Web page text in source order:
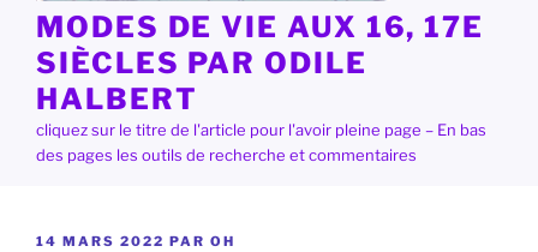
MODES DE VIE AUX 16, 17E
SIÈCLES PAR ODILE
HALBERT
cliquez sur le titre de l'article pour l'avoir pleine page – En bas
des pages les outils de recherche et commentaires
PUBLIÉ
14 MARS 2022 PAR OH